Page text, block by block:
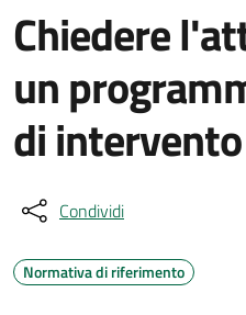
Chiedere
un
di
Condividi
Normativa di riferimento